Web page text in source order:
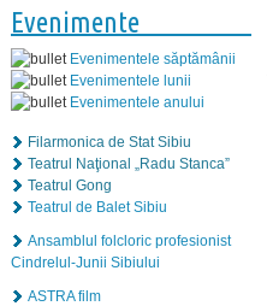
Evenimente
Evenimentele săptămânii
Evenimentele lunii
Evenimentele anului
Filarmonica de Stat Sibiu
Teatrul Naţional „Radu Stanca”
Teatrul Gong
Teatrul de Balet Sibiu
Ansamblul folcloric profesionist
Cindrelul-Junii Sibiului
ASTRA film